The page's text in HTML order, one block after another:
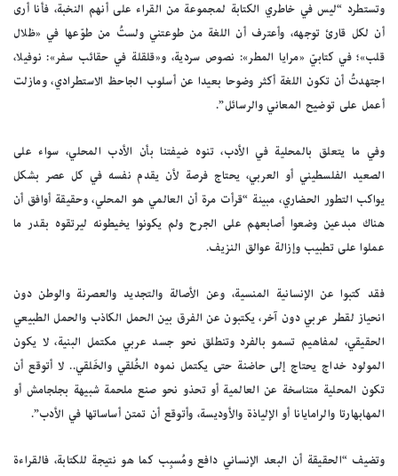
وتستطرد “ليس في خاطري الكتابة لمجموعة من القراء على أنهم النخبة، فأنا أرى
أن لكل قارئ توجهه، وأعترف أن اللغة من طوعتني ولستُ من طوّعها في «ظلال
قلب»؛ في كتابيّ «مرايا المطر»: نصوص سردية، و«قلقلة في حقائب سفر»: نوفيلا،
اجتهدتُ أن تكون اللغة أكثر وضوحا بعيدا عن أسلوب الجاحظ الاستطرادي، ومازلت
أعمل على توضيح المعاني والرسائل”.
وفي ما يتعلق بالمحلية في الأدب، تنوه ضيفتنا بأن الأدب المحلي، سواء على
الصعيد الفلسطيني أو العربي، يحتاج فرصة لأن يقدم نفسه في كل عصر بشكل
يواكب التطور الحضاري، مبينة “قرأت مرة أن العالمي هو المحلي، وحقيقة أوافق أن
هناك مبدعين وضعوا أصابعهم على الجرح ولم يكونوا يخيطونه ليرتقوه بقدر ما
عملوا على تطبيب وإزالة عوالق النزيف.
فقد كتبوا عن الإنسانية المنسية، وعن الأصالة والتجديد والعصرنة والوطن دون
انحياز لقطر عربي دون آخر، يكتبون عن الفرق بين الحمل الكاذب والحمل الطبيعي
الحقيقي، لمفاهيم تسمو بالفرد وتنطلق نحو جسد عربي مكتمل البنية، لا يكون
المولود خداج يحتاج إلى حاضنة حتى يكتمل نموه الخُلقي والخَلقي.. لا أتوقع أن
تكون المحلية متناسخة عن العالمية أو تحذو نحو صنع ملحمة شبيهة بجلجامش أو
المهابهارتا والرامايانا أو الإلياذة والأوديسة، وأتوقع أن تمتن أساساتها في الأدب”.
وتضيف “الحقيقة أن البعد الإنساني دافع ومُسبِب كما هو نتيجة للكتابة، فالقراءة